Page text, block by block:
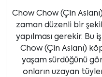
Chow Chow (Çin
zaman düzenli bir
yapılması gerekir. Bu
Chow (Çin Aslanı)
yaşam sürdüğünü
onların uzayan